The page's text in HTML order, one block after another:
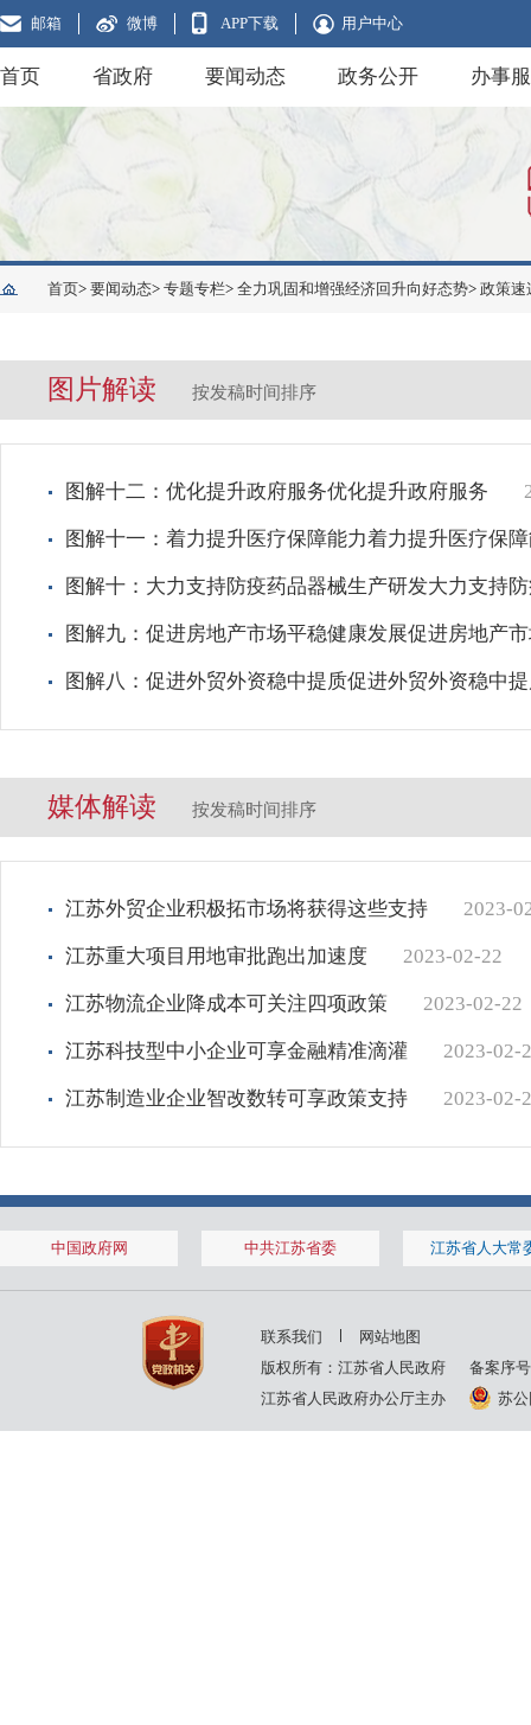
邮箱 微博 APP下载 用户中心
首页 省政府 要闻动态 政务公开 办事
首页> 要闻动态> 专题专栏> 全力巩固和增强经济回升向好态势> 政策速
图片解读 按发稿时间排序
图解十二：优化提升政府服务优化提升政府服务
图解十一：着力提升医疗保障能力着力提升医疗保
图解十：大力支持防疫药品器械生产研发大力支持
图解九：促进房地产市场平稳健康发展促进房地产
图解八：促进外贸外资稳中提质促进外贸外资稳中
媒体解读 按发稿时间排序
江苏外贸企业积极拓市场将获得这些支持 2023-
江苏重大项目用地审批跑出加速度 2023-02-22
江苏物流企业降成本可关注四项政策 2023-02-22
江苏科技型中小企业可享金融精准滴灌 2023-02-
江苏制造业企业智改数转可享政策支持 2023-02-
中国政府网 中共江苏省委 江苏省人大常
联系我们
网站地图
版权所有：江苏省人民政府
备案序
江苏省人民政府办公厅主办
苏